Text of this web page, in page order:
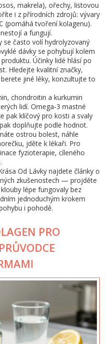
makrela), ořechy, listovou
i z přírodních zdrojů: vývary
(pomáhá tvoření kolagenu).
a fungují.
se často volí hydrolyzovaný
dávky se pohybují kolem
Účinky lidé hlásí po
Hledejte kvalitní značky,
jiné léky, konzultujte to
chondroitin a kurkumin
lidí. Omega‑3 mastné
pak klíčový pro kosti a svaly
doplňujte podle hodnot.
ostrou bolest, náhle
jděte k lékaři. Pro
fyzioterapie, cíleného
Od Lávky najdete články o
zkušenostech — projděte
lépe fungovaly bez
jednoduchým krokem
i pohodě.
PRO